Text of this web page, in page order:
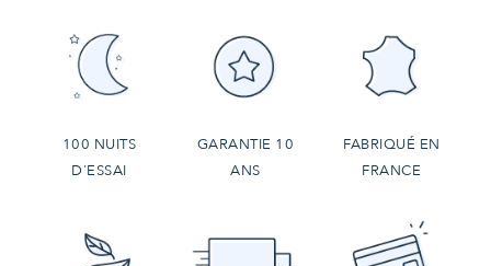
100 NUITS
D'ESSAI
GARANTIE 10
ANS
FABRIQUÉ EN
FRANCE